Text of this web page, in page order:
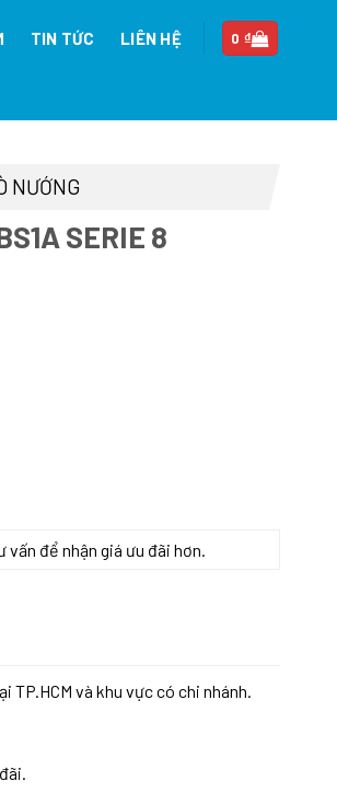
TIN TỨC LIÊN HỆ 0₫
NƯỚNG
SERIE 8
để nhận giá ưu đãi hơn.
và khu vực có chi nhánh.